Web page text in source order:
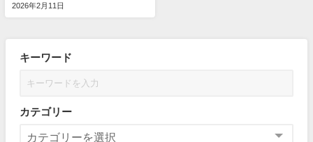
2026年2月11日
キーワード
カテゴリー